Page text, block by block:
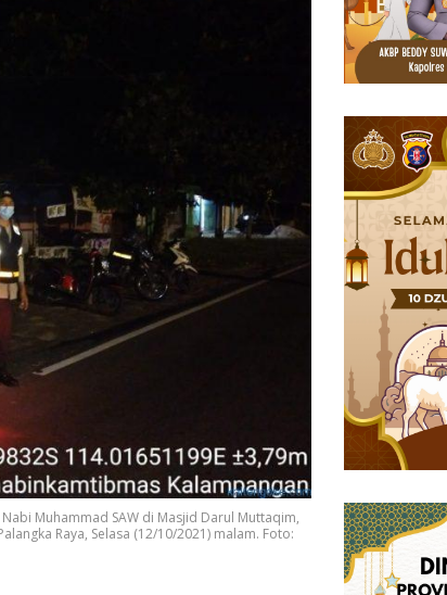
Muhammad SAW di Masjid Darul Muttaqim,
Raya, Selasa (12/10/2021) malam. Foto: